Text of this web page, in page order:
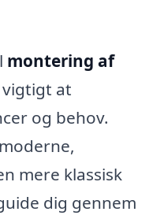
montering af
at
og behov.
mere klassisk
dig gennem